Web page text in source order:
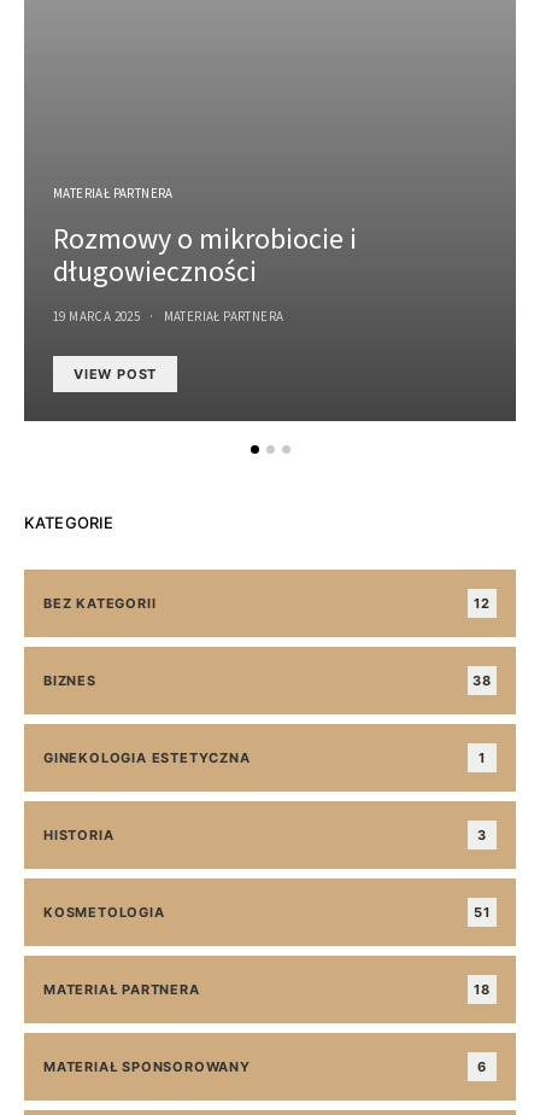
MATERIAŁ PARTNERA
Rozmowy o mikrobiocie i
długowieczności
19 MARCA 2025 MATERIAŁ PARTNERA
VIEW POST
KATEGORIE
BEZ KATEGORII 12
BIZNES 38
GINEKOLOGIA ESTETYCZNA 1
HISTORIA 3
KOSMETOLOGIA 51
MATERIAŁ PARTNERA 18
MATERIAŁ SPONSOROWANY 6